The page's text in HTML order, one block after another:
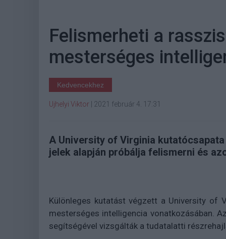
Felismerheti a
mesterséges
Kedvencekhez
Ujhelyi Viktor 2021 február 4. 17:31
A University of Virginia
jelek alapján próbálja felismerni és
Különleges kutatást végzett a University of
mesterséges intelligencia vonatkozásában.
segítségével vizsgálták a tudatalatti